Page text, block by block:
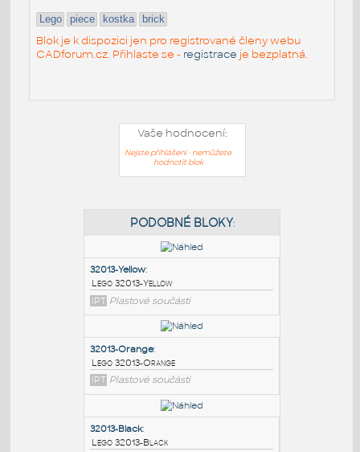
Lego piece kostka brick
Blok je k dispozici jen pro registrované členy webu
CADforum.cz. Přihlaste se - registrace je bezplatná.
Vaše hodnocení:
Nejste přihlášeni - nemůžete
hodnotit blok
PODOBNÉ BLOKY
32013-Yellow:
Lego 32013-Yellow
IPT Plastové součásti